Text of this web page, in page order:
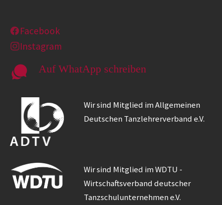
Facebook
Instagram
Auf WhatApp schreiben
Wir sind Mitglied im Allgemeinen
Deutschen Tanzlehrerverband e.V.
Wir sind Mitglied im WDTU -
Wirtschaftsverband deutscher
Tanzschulunternehmen e.V.